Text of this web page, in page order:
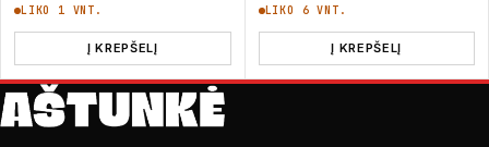
LIKO 1 VNT.
Į KREPŠELĮ
LIKO 6 VNT.
Į KREPŠELĮ